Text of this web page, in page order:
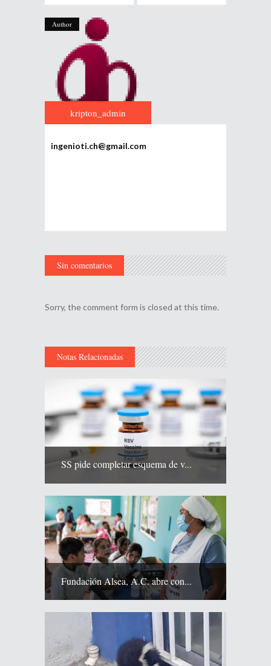
Author
kripton_admin
ingenioti.ch@gmail.com
Sin comentarios
Sorry, the comment form is closed at this time.
Notas Relacionadas
SS pide completar esquema de v...
Fundación Alsea, A.C. abre con...